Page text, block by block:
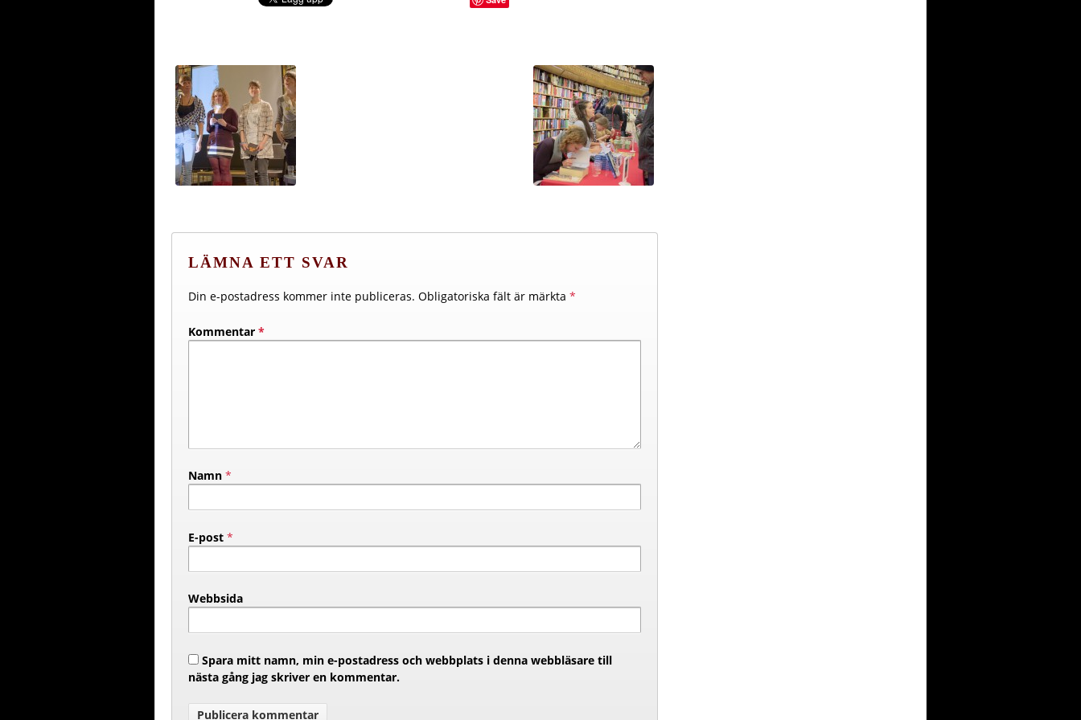
LÄMNA ETT SVAR
Din e-postadress kommer inte publiceras. Obligatoriska fält är märkta *
Kommentar *
Namn *
E-post *
Webbsida
Spara mitt namn, min e-postadress och webbplats i denna webbläsare till
nästa gång jag skriver en kommentar.